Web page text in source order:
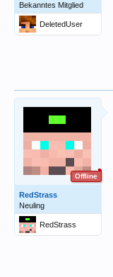
Bekanntes Mitglied
DeletedUser
Offline
RedStrass
Neuling
RedStrass